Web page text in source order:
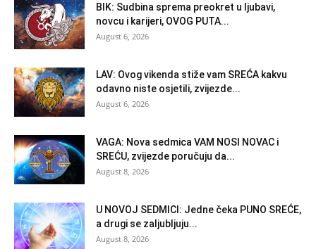
BIK: Sudbina sprema preokret u ljubavi,
novcu i karijeri, OVOG PUTA...
August 6, 2026
LAV: Ovog vikenda stiže vam SREĆA kakvu
odavno niste osjetili, zvijezde...
August 6, 2026
VAGA: Nova sedmica VAM NOSI NOVAC i
SREĆU, zvijezde poručuju da...
August 8, 2026
U NOVOJ SEDMICI: Jedne čeka PUNO SREĆE,
a drugi se zaljubljuju...
August 8, 2026